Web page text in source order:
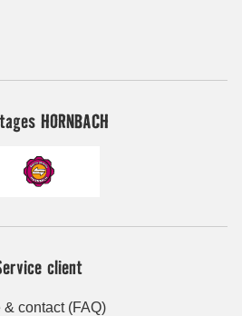
HORNBACH
client
& contact (FAQ)